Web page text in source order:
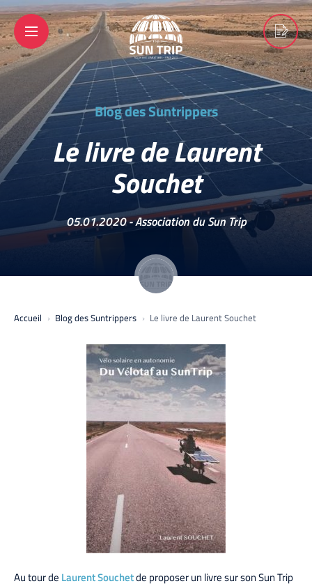
Blog des Suntrippers
Le livre de Laurent
Souchet
05.01.2020 -Association du Sun Trip
Accueil Blog des Suntrippers Le livre de Laurent Souchet
Au tour de Laurent Souchetde proposer un livre sur son Sun Trip